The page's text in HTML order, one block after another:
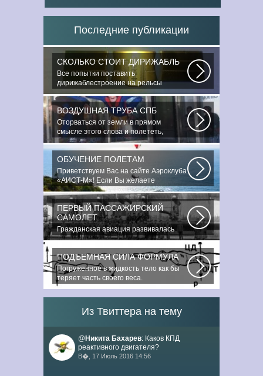
Последние публикации
СКОЛЬКО СТОИТ ДИРИЖАБЛЬ
Все попытки поставить
дирижаблестроение на рельсы
массового коммерческого...
ВОЗДУШНАЯ ТРУБА СПБ
Оторваться от земли в прямом
смысле этого слова и полететь,
преодолев силу...
ОБУЧЕНИЕ ПОЛЕТАМ
Приветствуем Вас на сайте Аэроклуба
«АИСТ-М»! Если Вы желаете
познакомиться...
ПЕРВЫЙ ПАССАЖИРСКИЙ
САМОЛЕТ
Гражданская авиация развивалась
невиданными темпами. Для того,
чтобы стать...
ПОДЪЕМНАЯ СИЛА ФОРМУЛА
Погруженное в жидкость тело как бы
теряет часть своего веса.
Подъемная...
Из Твиттера на тему
@ Никита Бахарев: Каков КПД
реактивного двигателя?
В�, 17 Июль 2016 14:56